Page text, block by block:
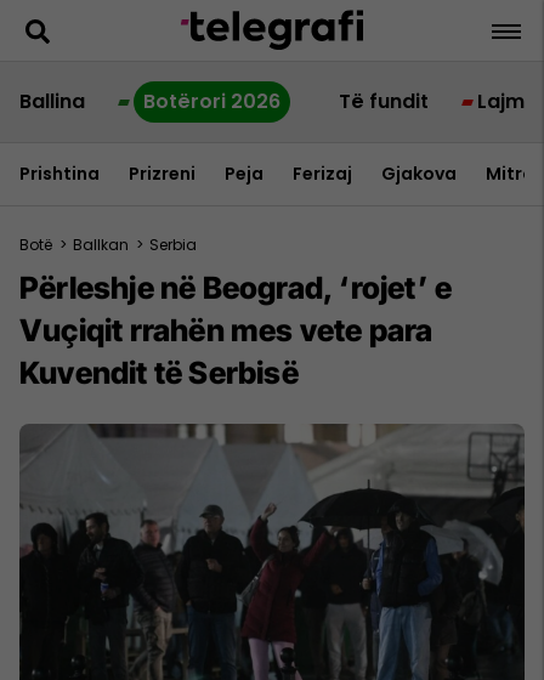
Ballina Botërori 2026 Të fundit Lajme
Prishtina Prizreni Peja Ferizaj Gjakova
Botë > Ballkan > Serbia
Përleshje në Beograd, ‘rojet’ e
Vuçiqit rrahën mes vete para
Kuvendit të Serbisë